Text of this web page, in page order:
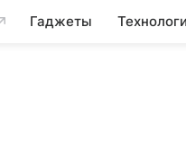
Гаджеты